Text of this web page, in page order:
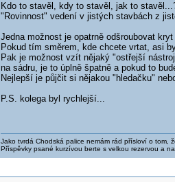
Kdo to stavěl, kdy to stavěl, jak to
"Rovinnost" vedení v jistých stavbách z
Jedna možnost je opatrně odšroubovat
Pokud tím směrem, kde chcete vrtat, asi
Pak je možnost vzít nějaký "ostřejší
na sádru, je to úplně špatně a pokud to
Nejlepší je půjčit si nějakou "hledačku"
P.S. kolega byl rychlejší...
Jako tvrdá Chodská palice nemám rád přísloví o tom,
Příspěvky psané kurzívou berte s velkou rezervou a